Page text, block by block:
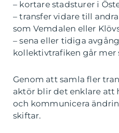
– kortare stadsturer i
– transfer vidare till
som Vemdalen eller
– sena eller tidiga
kollektivtrafiken går mer
Genom att samla fler
aktör blir det enklare att
och kommunicera
skiftar.